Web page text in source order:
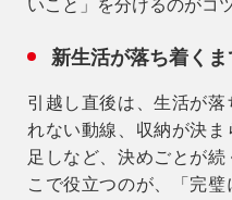
いこと」を分けるのがコ
新生活が落ち着く
引越し直後は、生活が
れない動線、収納が決
足しなど、決めごとが
こで役立つのが、
「完